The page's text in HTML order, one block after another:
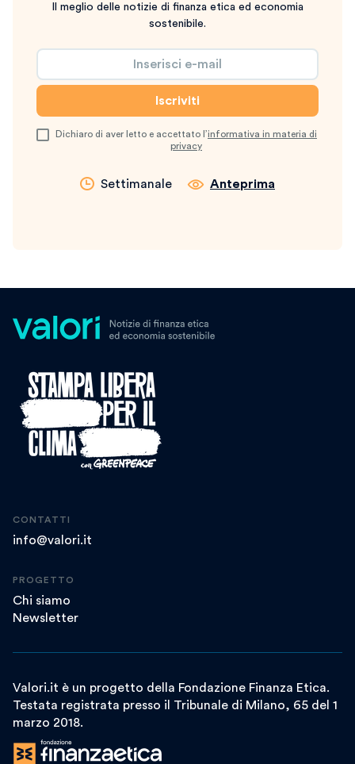
Il meglio delle notizie di finanza etica ed economia
sostenibile.
Dichiaro di aver letto e accettato l’informativa in materia di
privacy
Settimanale Anteprima
CONTATTI
info@valori.it
PROGETTO
Chi siamo
Newsletter
Valori.it è un progetto della Fondazione Finanza Etica.
Testata registrata presso il Tribunale di Milano, 65 del 1
marzo 2018.